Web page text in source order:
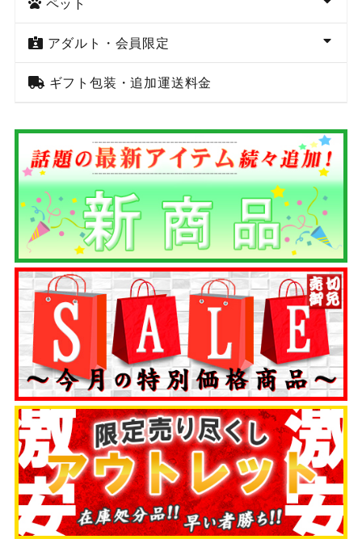
アダルト・会員限定
ギフト包装・追加運送料金